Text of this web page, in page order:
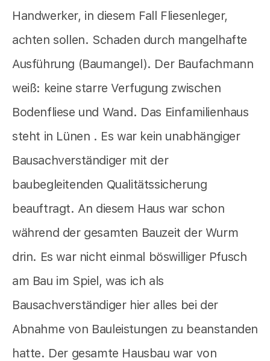
Handwerker, in diesem Fall Fliesenleger,
achten sollen. Schaden durch mangelhafte
Ausführung (Baumangel). Der Baufachmann
weiß: keine starre Verfugung zwischen
Bodenfliese und Wand. Das Einfamilienhaus
steht in Lünen . Es war kein unabhängiger
Bausachverständiger mit der
baubegleitenden Qualitätssicherung
beauftragt. An diesem Haus war schon
während der gesamten Bauzeit der Wurm
drin. Es war nicht einmal böswilliger Pfusch
am Bau im Spiel, was ich als
Bausachverständiger hier alles bei der
Abnahme von Bauleistungen zu beanstanden
hatte. Der gesamte Hausbau war von